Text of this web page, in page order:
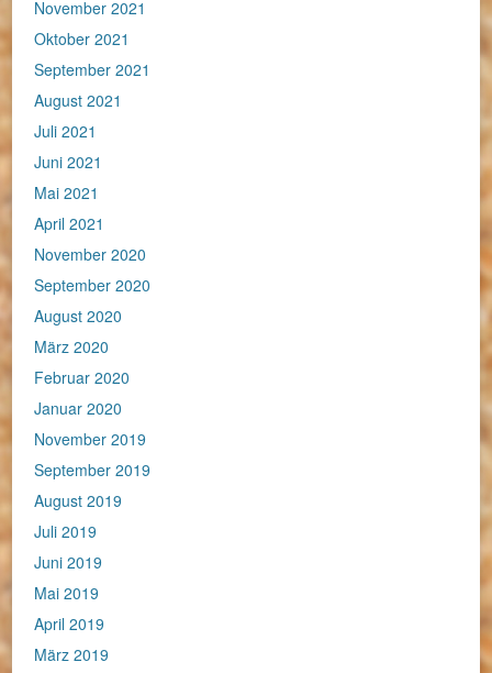
November 2021
Oktober 2021
September 2021
August 2021
Juli 2021
Juni 2021
Mai 2021
April 2021
November 2020
September 2020
August 2020
März 2020
Februar 2020
Januar 2020
November 2019
September 2019
August 2019
Juli 2019
Juni 2019
Mai 2019
April 2019
März 2019